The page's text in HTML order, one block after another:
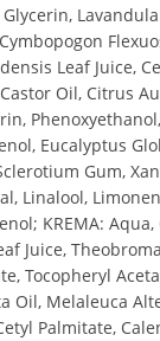
Glycerin,
Leaf Juice,
Oil, Citrus
Eucalyptus
Gum,
Linalool,
KREMA:
Juice,
Tocopheryl
Oil, Melaleuca
Palmitate,